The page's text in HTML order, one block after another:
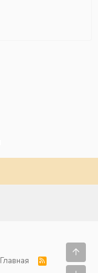
Главная
R
S